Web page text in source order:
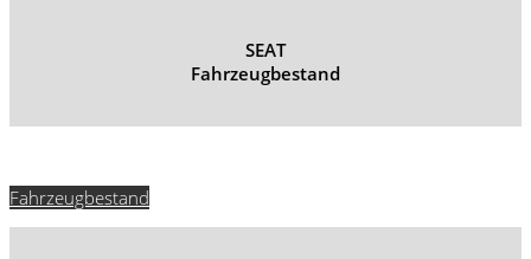
SEAT
Fahrzeugbestand
Fahrzeugbestand